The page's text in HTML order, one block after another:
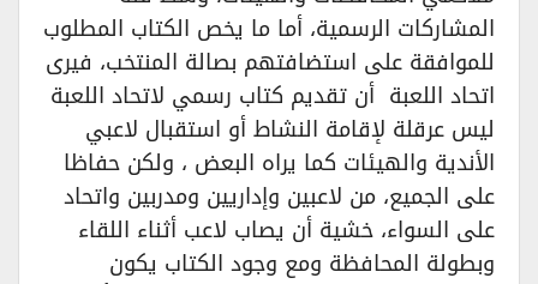
المشاركات الرسمية، أما ما يخص الكتاب المطلوب
للموافقة على استضافتهم بصالة المنتخب، فيرى
اتحاد اللعبة أن تقديم كتاب رسمي لاتحاد اللعبة
ليس عرقلة لإقامة النشاط أو استقبال لاعبي
الأندية والهيئات كما يراه البعض ، ولكن حفاظا
على الجميع، من لاعبين وإداريين ومدربين واتحاد
على السواء، خشية أن يصاب لاعب أثناء اللقاء
وبطولة المحافظة ومع وجود الكتاب يكون